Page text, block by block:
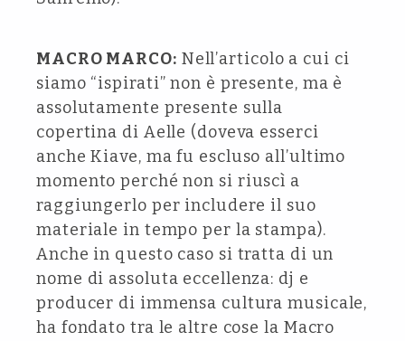
MACRO MARCO: Nell’articolo a cui ci
siamo “ispirati” non è presente, ma è
assolutamente presente sulla
copertina di Aelle (doveva esserci
anche Kiave, ma fu escluso all’ultimo
momento perché non si riuscì a
raggiungerlo per includere il suo
materiale in tempo per la stampa).
Anche in questo caso si tratta di un
nome di assoluta eccellenza: dj e
producer di immensa cultura musicale,
ha fondato tra le altre cose la Macro